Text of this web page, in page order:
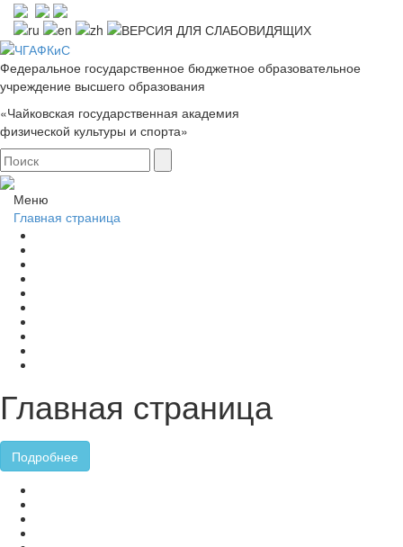
Федеральное государственное бюджетное образовательное
учреждение высшего образования
«Чайковская государственная академия
физической культуры и спорта»
Меню
Главная страница
Главная страница
Подробнее